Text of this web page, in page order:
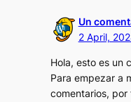
Un
2 April,
Hola, esto es un
Para empezar a
comentarios, por